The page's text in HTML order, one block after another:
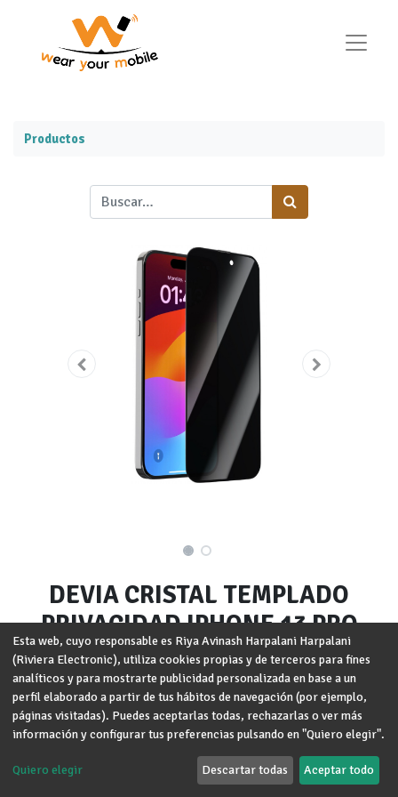
Productos
DEVIA CRISTAL TEMPLADO
PRIVACIDAD IPHONE 13 PRO
MAX/14 PLUS
Marca:DEVIA
Modelo:iPhone 13 Pro Max,iPhone 14 Plus
Garantía de devolución de 30 días
Esta web, cuyo responsable es Riya Avinash Harpalani Harpalani
(Riviera Electronic), utiliza cookies propias y de terceros para fines
analíticos y para mostrarte publicidad personalizada en base a un
perfil elaborado a partir de tus hábitos de navegación (por ejemplo,
páginas visitadas). Puedes aceptarlas todas, rechazarlas o ver más
información y configurar tus preferencias pulsando en "Quiero elegir".
Quiero elegir Descartar todas Aceptar todo